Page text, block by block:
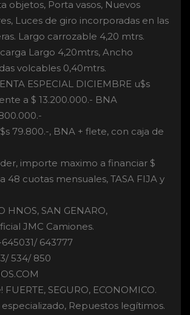
objetos, Porta vasos, Nuevos
Luces de giro incorporadas en las
Largo carrozable 4,20 mtrs.
Largo 4,20mtrs, Ancho
volcables 0,40mtrs.
ESPECIAL DICIEMBRE u$s
a $ 13.200.000.- BNA
79.800.-, BNA + flete, con caja de
importe maximo a financiar $
48 cuotas mensuales, TASA FIJA y
HNOS, SAN GENARO,
JMC Camiones.
643777
534/ 850
SEGURO, ECONOMICO.
Repuestos legítimos.